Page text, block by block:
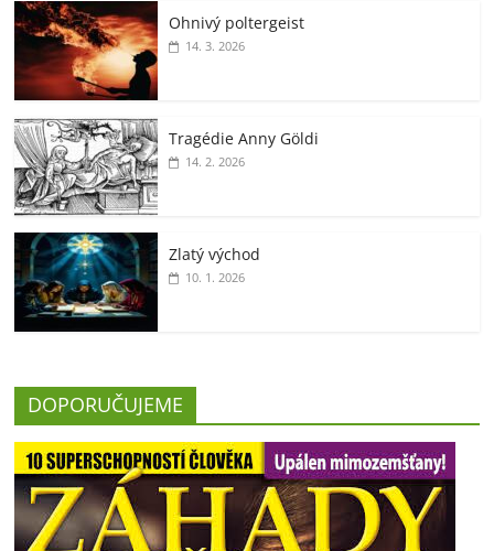
Ohnivý poltergeist
14. 3. 2026
Tragédie Anny Göldi
14. 2. 2026
Zlatý východ
10. 1. 2026
DOPORUČUJEME